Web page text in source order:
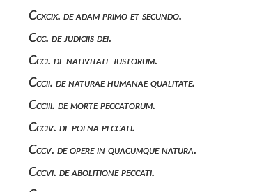
Ccxcix. de adam primo et secundo.
Ccc. de judiciis dei.
Ccci. de nativitate justorum.
Cccii. de naturae humanae qualitate.
Ccciii. de morte peccatorum.
Ccciv. de poena peccati.
Cccv. de opere in quacumque natura.
Cccvi. de abolitione peccati.